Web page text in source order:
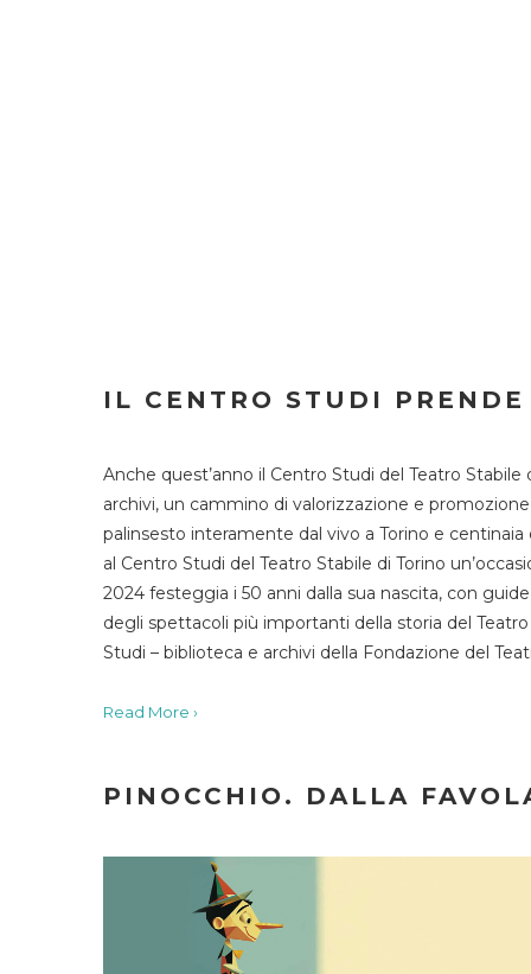
IL CENTRO STUDI
Anche quest’anno il Centro Studi del Teatro
archivi, un cammino di valorizzazione e
palinsesto interamente dal vivo a Torino e
al Centro Studi del Teatro Stabile di Torino
2024 festeggia i 50 anni dalla sua nascita, con
degli spettacoli più importanti della storia del
Studi – biblioteca e archivi della Fondazione del
Read More ›
PINOCCHIO. DALLA